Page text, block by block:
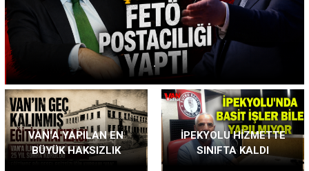
.
VAN'A YAPILAN EN
BÜYÜK HAKSIZLIK
İPEKYOLU HİZMETTE
SINIFTA KALDI